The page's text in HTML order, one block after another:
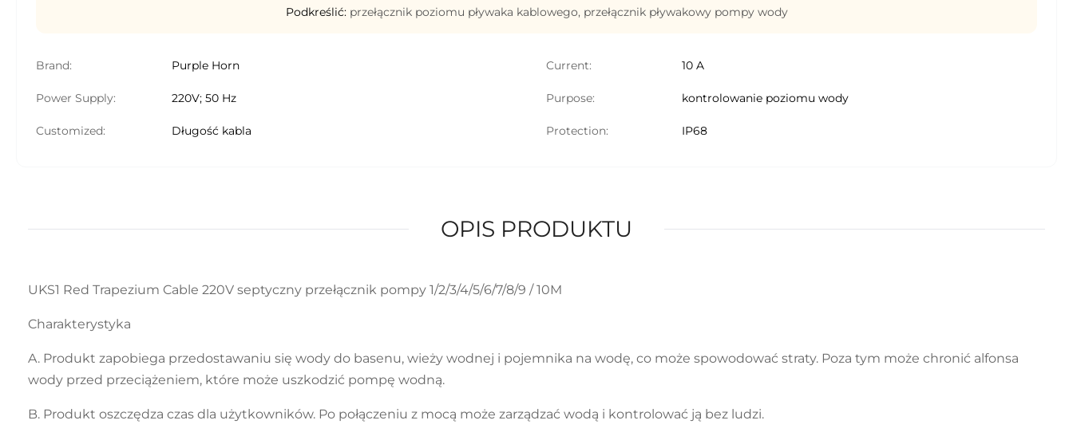
Podkreślić: przełącznik poziomu pływaka kablowego, przełącznik pływakowy pompy wody
Brand: Purple Horn Current: 10 A
Power Supply: 220V; 50 Hz Purpose: kontrolowanie poziomu wody
Customized: Długość kabla Protection: IP68
OPIS PRODUKTU
UKS1 Red Trapezium Cable 220V septyczny przełącznik pompy 1/2/3/4/5/6/7/8/9 / 10M
Charakterystyka
A. Produkt zapobiega przedostawaniu się wody do basenu, wieży wodnej i pojemnika na wodę, co może spowodować straty. Poza tym może chronić alfonsa
wody przed przeciążeniem, które może uszkodzić pompę wodną.
B. Produkt oszczędza czas dla użytkowników. Po połączeniu z mocą może zarządzać wodą i kontrolować ją bez ludzi.